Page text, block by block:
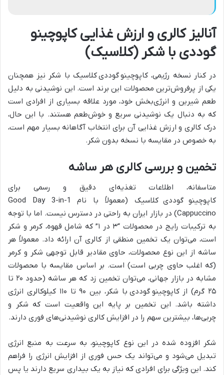
آنالیز کالری و ارزش غذایی کاپوچینو
گوددی با شکر (کلاسیک)
در کنار نسخه رژیمی، کاپوچینوگوددی کلاسیک با شکر نیز همچنان
یکی از پرفروش‌ترین محصولات این برند است. این نوشیدنی به دلیل
طعم شیرین و انرژی‌بخش خود، مورد علاقه بسیاری از افرادی است
که به دنبال یک نوشیدنی سریع و خوش‌طعم هستند. با این حال،
درک کالری و ارزش غذایی آن برای انتخاب آگاهانه بسیار مهم است،
به خصوص در مقایسه با نسخه بدون شکر.
تخمین و بررسی کالری هر ساشه
متاسفانه، اطلاعات تغذیه‌ای دقیق و رسمی برای
کاپوچینو
گوددی کلاسیک (معمولاً با نام Good Day 3-in-1
Cappuccino) در بازار ایران به راحتی در دسترس نیست. اما با توجه
به ترکیبات رایج در محصولات “۳ در ۱” که شامل قهوه، کرمر و شکر
است، می‌توان یک تخمین منطقی از کالری آن ارائه داد. معمولاً هر
ساشه از این نوع محصولات، حاوی مقادیر قابل توجهی شکر و کرمر
(که اغلب حاوی چربی است) است. بر اساس مقایسه با محصولات
مشابه در بازار جهانی، می‌توان تخمین زد که هر ساشه (حدود ۲۰ تا
۲۵ گرم) از کاپوچینو
گوددی با شکر، بین ۹۰ تا ۱۱۰ کیلوکالری انرژی
داشته باشد. این تخمین بر پایه این واقعیت است که شکر و
چربی‌ها، بیشترین سهم را در افزایش کالری نوشیدنی‌های فوری دارند.
شکر افزوده شده در این نوع کاپوچینو، به سرعت به منبع انرژی
تبدیل می‌شود و می‌تواند یک حس فوری از افزایش انرژی را فراهم
کند. این ویژگی برای افرادی که نیاز به یک بیداری سریع دارند یا پس